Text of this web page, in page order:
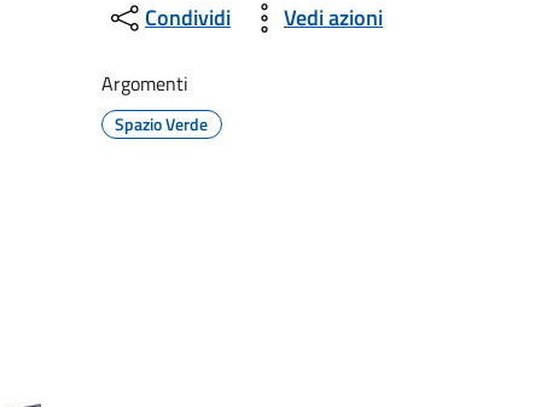
Condividi Vedi azioni
Argomenti
Spazio Verde